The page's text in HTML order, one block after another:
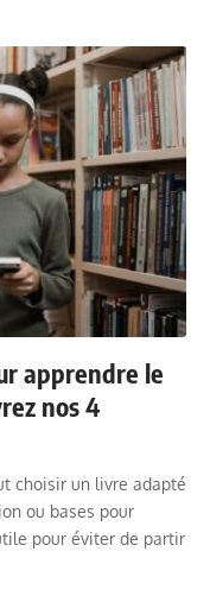
apprendre le
nos 4
choisir un livre adapté
ou bases pour
pour éviter de partir